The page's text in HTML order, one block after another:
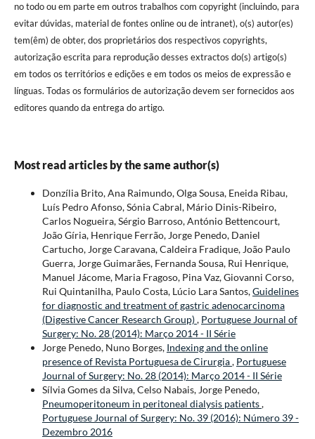
no todo ou em parte em outros trabalhos com copyright (incluindo, para
evitar dúvidas, material de fontes online ou de intranet), o(s) autor(es)
tem(êm) de obter, dos proprietários dos respectivos copyrights,
autorização escrita para reprodução desses extractos do(s) artigo(s)
em todos os territórios e edições e em todos os meios de expressão e
línguas. Todas os formulários de autorização devem ser fornecidos aos
editores quando da entrega do artigo.
Most read articles by the same author(s)
Donzília Brito, Ana Raimundo, Olga Sousa, Eneida Ribau,
Luís Pedro Afonso, Sónia Cabral, Mário Dinis-Ribeiro,
Carlos Nogueira, Sérgio Barroso, António Bettencourt,
João Gíria, Henrique Ferrão, Jorge Penedo, Daniel
Cartucho, Jorge Caravana, Caldeira Fradique, João Paulo
Guerra, Jorge Guimarães, Fernanda Sousa, Rui Henrique,
Manuel Jácome, Maria Fragoso, Pina Vaz, Giovanni Corso,
Rui Quintanilha, Paulo Costa, Lúcio Lara Santos,Guidelines
for diagnostic and treatment of gastric adenocarcinoma
(Digestive Cancer Research Group), Portuguese Journal of
Surgery: No. 28 (2014): Março 2014 - II Série
Jorge Penedo, Nuno Borges, Indexing and the online
presence of Revista Portuguesa de Cirurgia, Portuguese
Journal of Surgery: No. 28 (2014): Março 2014 - II Série
Sílvia Gomes da Silva, Celso Nabais, Jorge Penedo,
Pneumoperitoneum in peritoneal dialysis patients,
Portuguese Journal of Surgery: No. 39 (2016): Número 39 -
Dezembro 2016